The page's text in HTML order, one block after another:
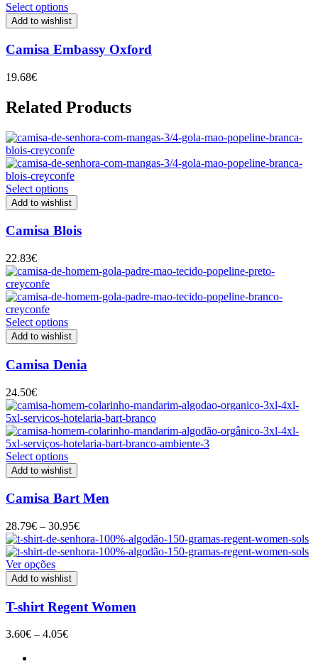
Select options
Add to wishlist
Camisa Embassy Oxford
19.68€
Related Products
Select options
Add to wishlist
Camisa Blois
22.83€
Select options
Add to wishlist
Camisa Denia
24.50€
Select options
Add to wishlist
Camisa Bart Men
28.79€ – 30.95€Price
range:
28.79€
Ver opções
Add to wishlist
T-shirt Regent Women
3.60€ – 4.05€Price